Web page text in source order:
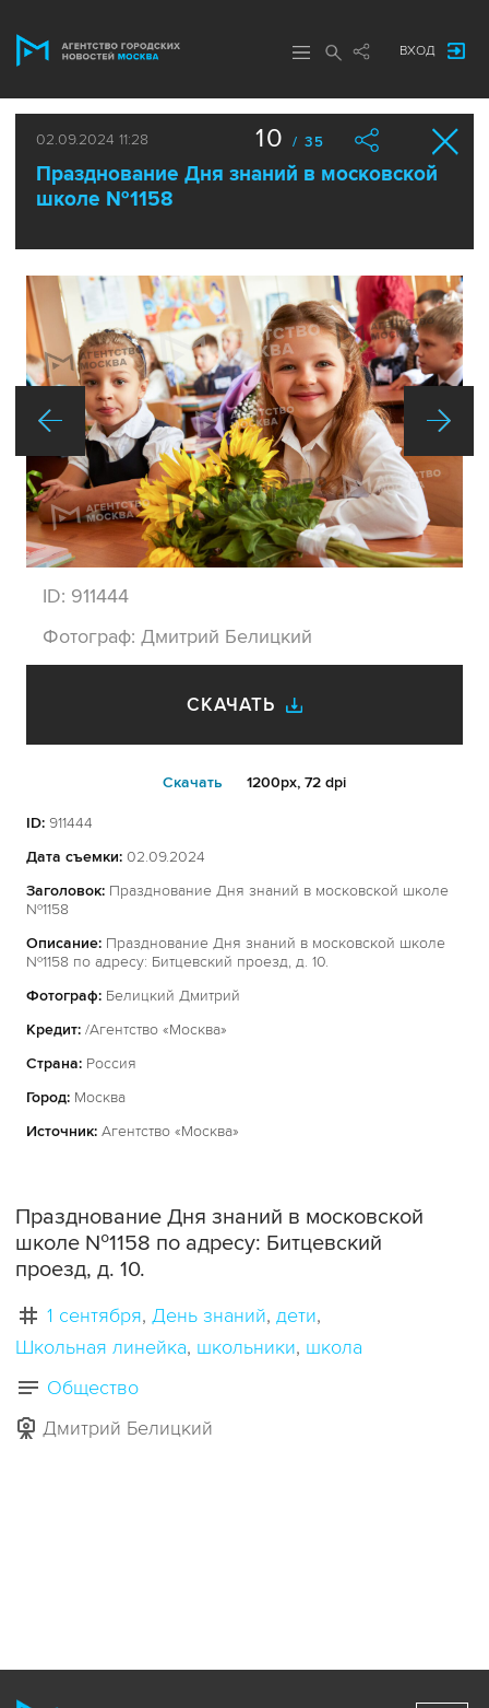
ВХОД
02.09.2024 11:28
Празднование Дня знаний в московской
школе №1158
10 / 35
ID: 911444
Фотограф: Дмитрий Белицкий
СКАЧАТЬ
Cкачать 1200px, 72 dpi
ID: 911444
Дата съемки: 02.09.2024
Заголовок: Празднование Дня знаний в московской школе
№1158
Описание: Празднование Дня знаний в московской школе
№1158 по адресу: Битцевский проезд, д. 10.
Фотограф: Белицкий Дмитрий
Кредит: /Агентство «Москва»
Страна: Россия
Город: Москва
Источник: Агентство «Москва»
Празднование Дня знаний в московской
школе №1158 по адресу: Битцевский
проезд, д. 10.
1 сентября День знаний дети
Школьная линейка школьники школа
Общество
Дмитрий Белицкий